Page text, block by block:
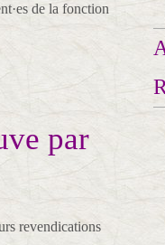
de la fonction
par
revendications